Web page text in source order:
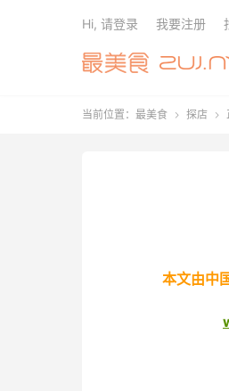
Hi, 请登录 我要注册
当前位置： 最美食  探店 
本文由中国